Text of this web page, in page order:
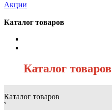
Акции
Каталог товаров
Каталог товаров
Каталог товаров
`